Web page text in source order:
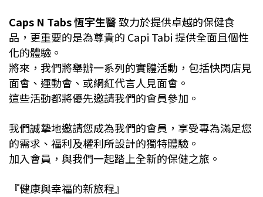
Caps N Tabs 恆宇生醫致力於提供卓越的保健食
品，更重要的是為尊貴的 Capi Tabi 提供全面且個性
化的體驗。
將來，我們將舉辦一系列的實體活動，包括快閃店見
面會、運動會、或網紅代言人見面會。
這些活動都將優先邀請我們的會員參加。
我們誠摯地邀請您成為我們的會員，享受專為滿足您
的需求、福利及權利所設計的獨特體驗。
加入會員，與我們一起踏上全新的保健之旅。
『健康與幸福的新旅程』